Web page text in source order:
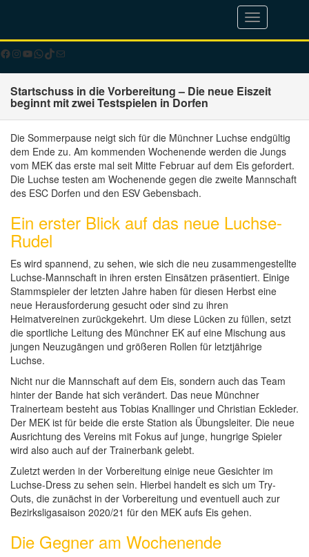
Toggle
navigation
Facebook
Instagram
YouTube
WhatsApp
TikTok
E-Mail
Startschuss in die Vorbereitung – Die neue Eiszeit
beginnt mit zwei Testspielen in Dorfen
Die Sommerpause neigt sich für die Münchner Luchse endgültig
dem Ende zu. Am kommenden Wochenende werden die Jungs
vom MEK das erste mal seit Mitte Februar auf dem Eis gefordert.
Die Luchse testen am Wochenende gegen die zweite Mannschaft
des ESC Dorfen und den ESV Gebensbach.
Ein erster Blick auf das neue Luchse-
Rudel
Es wird spannend, zu sehen, wie sich die neu zusammengestellte
Luchse-Mannschaft in ihren ersten Einsätzen präsentiert. Einige
Stammspieler der letzten Jahre haben für diesen Herbst eine
neue Herausforderung gesucht oder sind zu ihren
Heimatvereinen zurückgekehrt. Um diese Lücken zu füllen, setzt
die sportliche Leitung des Münchner EK auf eine Mischung aus
jungen Neuzugängen und größeren Rollen für letztjährige
Luchse.
Nicht nur die Mannschaft auf dem Eis, sondern auch das Team
hinter der Bande hat sich verändert. Das neue Münchner
Trainerteam besteht aus Tobias Knallinger und Christian Eckleder.
Der MEK ist für beide die erste Station als Übungsleiter. Die neue
Ausrichtung des Vereins mit Fokus auf junge, hungrige Spieler
wird also auch auf der Trainerbank gelebt.
Zuletzt werden in der Vorbereitung einige neue Gesichter im
Luchse-Dress zu sehen sein. Hierbei handelt es sich um Try-
Outs, die zunächst in der Vorbereitung und eventuell auch zur
Bezirksligasaison 2020/21 für den MEK aufs Eis gehen.
Die Gegner am Wochenende